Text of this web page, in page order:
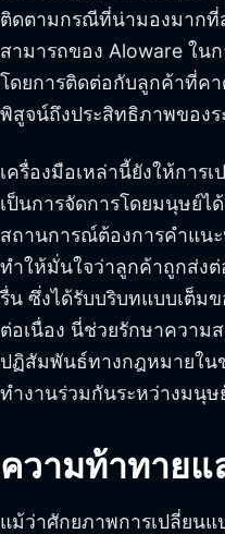
ติดตามกรณีที่น่ามองมากที่
สามารถของ Aloware ใน
โดยการติดต่อกับลูกค้าที่ค
พิสูจน์ถึงประสิทธิภาพของร
เครื่องมือเหล่านี้ยังให้การ
เป็นการจัดการโดยมนุษย์ไ
สถานการณ์ต้องการคำแน
ทำให้มั่นใจว่าลูกค้าถูกส่ง
รื่น ซึ่งได้รับบริบทแบบเต็ม
ต่อเนื่อง นี่ช่วยรักษาควา
ปฏิสัมพันธ์ทางกฎหมายใน
ทำงานร่วมกันระหว่างมนุษ
ความท้าทาย
แม้ว่าศักยภาพการเปลี่ยนแ